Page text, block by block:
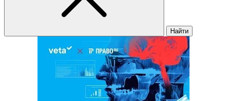
Найти